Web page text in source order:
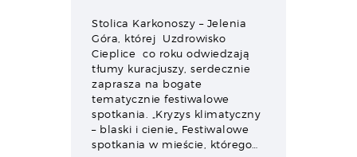
Stolica Karkonoszy – Jelenia
Góra, której Uzdrowisko
Cieplice co roku odwiedzają
tłumy kuracjuszy, serdecznie
zaprasza na bogate
tematycznie festiwalowe
spotkania. „Kryzys klimatyczny
– blaski i cienie„ Festiwalowe
spotkania w mieście, którego…